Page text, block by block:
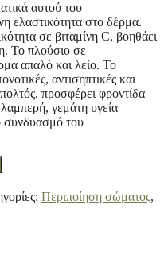
αυτού του
ελαστικότητα στο δέρμα.
σε βιταμίνη C, βοηθάει
Το πλούσιο σε
απαλό και λείο. Το
αντισηπτικές και
προσφέρει φροντίδα
γεμάτη υγεία
συνδυασμό του
Περιποίηση σώματος,